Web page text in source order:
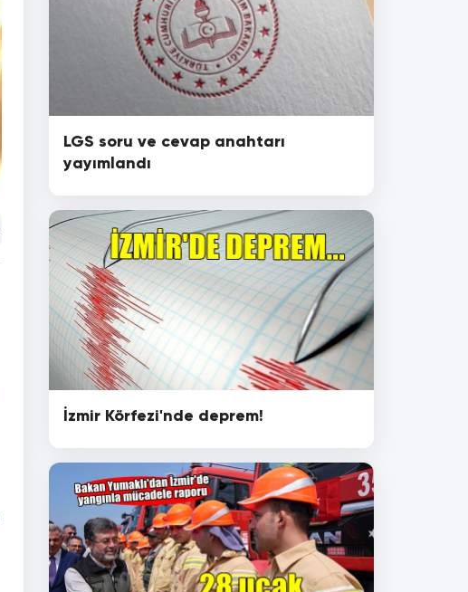
LGS soru ve cevap anahtarı
yayımlandı
İzmir Körfezi'nde deprem!